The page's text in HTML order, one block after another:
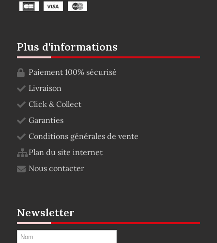
Plus d'informations
Paiement 100% sécurisé
Livraison
Click & Collect
Garanties
Conditions générales de vente
Plan du site internet
Nous contacter
Newsletter